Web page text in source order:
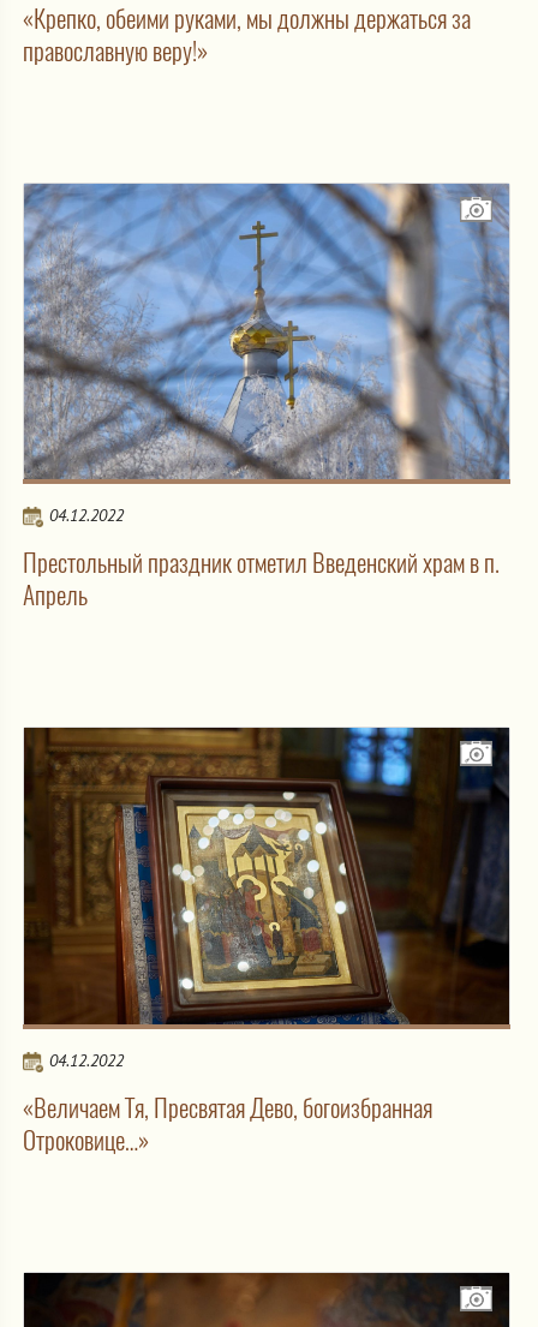
«Крепко, обеими руками, мы должны держаться за
православную веру!»
04.12.2022
Престольный праздник отметил Введенский храм в п.
Апрель
04.12.2022
«Величаем Тя, Пресвятая Дево, богоизбранная
Отроковице…»